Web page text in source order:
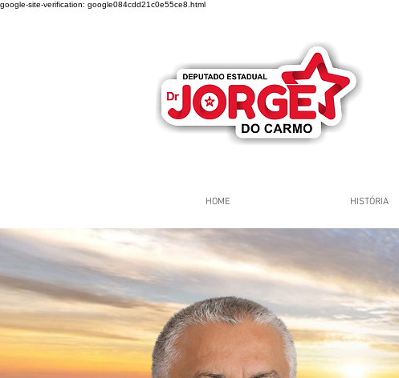
google-site-verification: google084cdd21c0e55ce8.html
HOME HISTÓRIA
Página Inicial Grupo